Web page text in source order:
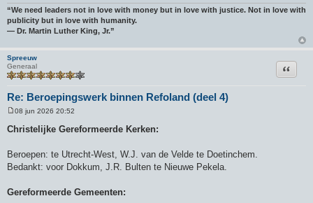
“We need leaders not in love with money but in love with justice. Not in love with
publicity but in love with humanity.
― Dr. Martin Luther King, Jr.”
Spreeuw
Generaal
Re: Beroepingswerk binnen Refoland (deel 4)
Citeer
e
r
h
t
08 jun 2026 20:52
Christelijke Gereformeerde Kerken:
Beroepen: te Utrecht-West, W.J. van de Velde te Doetinchem.
Bedankt: voor Dokkum, J.R. Bulten te Nieuwe Pekela.
Gereformeerde Gemeenten: